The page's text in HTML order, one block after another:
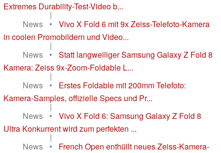
Extremes Durability-Test-Video b...
|
News
•
Vivo X Fold 6 mit 9x Zeiss-Telefoto-Kamera
in coolen Promobildern und Video...
|
News
•
Statt langweiliger Samsung Galaxy Z Fold 8
Kamera: Zeiss 9x-Zoom-Foldable L...
|
News
•
Erstes Foldable mit 200mm Telefoto:
Kamera-Samples, offizielle Specs und Pr...
|
News
•
Vivo X Fold 6: Samsung Galaxy Z Fold 8
Ultra Konkurrent wird zum perfekten ...
|
News
•
French Open enthüllt neues Zeiss-Kamera-